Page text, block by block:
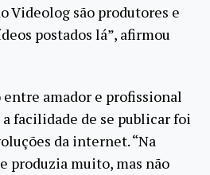
Videolog são produtores e
postados lá”, afirmou
entre amador e profissional
facilidade de se publicar foi
da internet. “Na
produzia muito, mas não